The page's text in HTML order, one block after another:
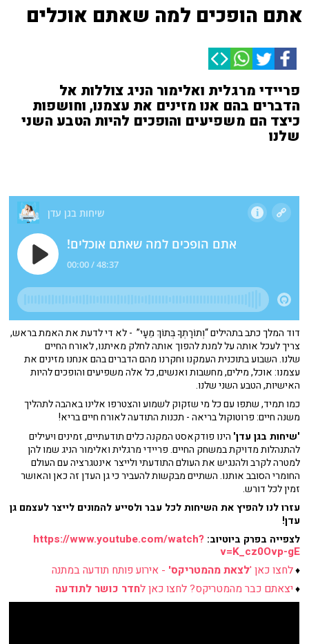
אתם הופכים למה שאתם אוכלים
פריידי מרגלית ואלימור הניג צוללות אל
הדברים בהם אנו מזינים את עצמנו, וחושפות
כיצד הם משפיעים והופכים להיות הטבע השני
שלנו
דוד המלך כתב בתהילים “וְתוֹרָתְךָ בְּתוֹךְ מֵעָי” - לא די לדעת את האמת בראש,
צריך לעכל אותה על למנת להפוך אותה לחלק מאיתנו, לאורח החיים
שלנו. השבוע בתוכנית העמקנו וחקרנו מהם הדברים בהם אנחנו מזינים את
עצמנו: אוכל, מילים, מחשבות ואנשים, כל אלה משפיעים והופכים להיות
האישיות, הטבע השני שלנו.
כמו תמיד, שתפו עם כל מי שזקוק לשמוע והצטרפו אלינו באהבה לתהליך
משנה חיים: פרוטוקול בריאה - תכנות התודעה לאורח חיים בריא!
'שיחות בגן עדן' הינו פודקאסט המקנה כלים תודעתיים, זמינים ויעילים
להתנהלות מדויקת במשחק החיים. פריידי מרגלית ואלימור הניג שמו להן
למטרה לקרב ולהנגיש את העולם התודעתי ולייצר אינטגרציה עם העולם
החומרי הסובב אותנו. השתיים מבקשות להעביר כי גן העדן זה כאן והאושר
זמין לכל דורש.
עזרו לנו להפיץ את השיחות לכל עבר ולסייע להמונים לייצר לעצמם גן
עדן!
לצפייה בפרק ביוטיוב: https://www.youtube.com/watch?
v=K_cz0Ovp-gE
♦לחצו כאן 'לצאת מהמטריקס' - אירוע פותח תודעה במתנה
♦יצאתם כבר מהמטריקס? לחצו כאן לחדר כושר לתודעה